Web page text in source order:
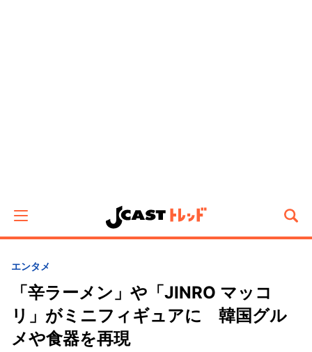
エンタメ
「辛ラーメン」や「JINRO マッコ
リ」がミニフィギュアに 韓国グル
メや食器を再現